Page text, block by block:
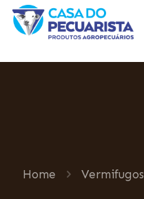
Home Vermifugos